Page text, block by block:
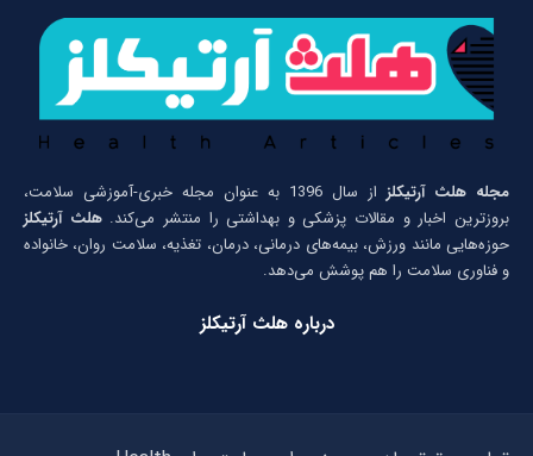
مجله هلث آرتیکلز
از سال 1396 به عنوان مجله خبری-آموزشی سلامت،
بروزترین اخبار و مقالات پزشکی و بهداشتی را منتشر می‌کند.هلث آرتیکلز
حوزه‌هایی مانند ورزش، بیمه‌های درمانی، درمان، تغذیه، سلامت روان، خانواده
و فناوری سلامت را هم پوشش می‌دهد.
درباره هلث آرتیکلز